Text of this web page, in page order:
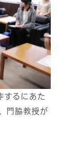
するにあた
門脇教授が